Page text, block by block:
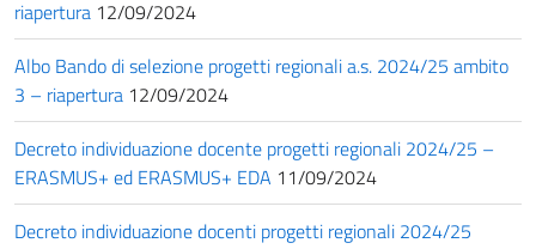
riapertura 12/09/2024
Albo Bando di selezione progetti regionali a.s. 2024/25 ambito
3 – riapertura 12/09/2024
Decreto individuazione docente progetti regionali 2024/25 –
ERASMUS+ ed ERASMUS+ EDA 11/09/2024
Decreto individuazione docenti progetti regionali 2024/25